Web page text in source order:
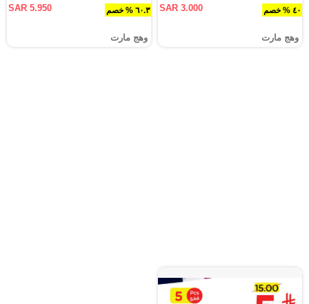
٤٠ % خصم SAR 3.000
وهج مارت
٦٠.٣ % خصم SAR 5.950
وهج مارت